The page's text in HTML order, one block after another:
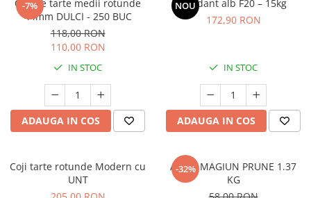
-7%
Coji de tarte medii rotunde
44mm DULCI - 250 BUC
118,00 RON
110,00 RON
IN STOC
ADAUGA IN COS
NOU
Fondant alb F20 – 15kg
172,90 RON
IN STOC
ADAUGA IN COS
Coji tarte rotunde Modern cu
UNT
-32%
Arovit MAGIUN PRUNE 1.37
KG